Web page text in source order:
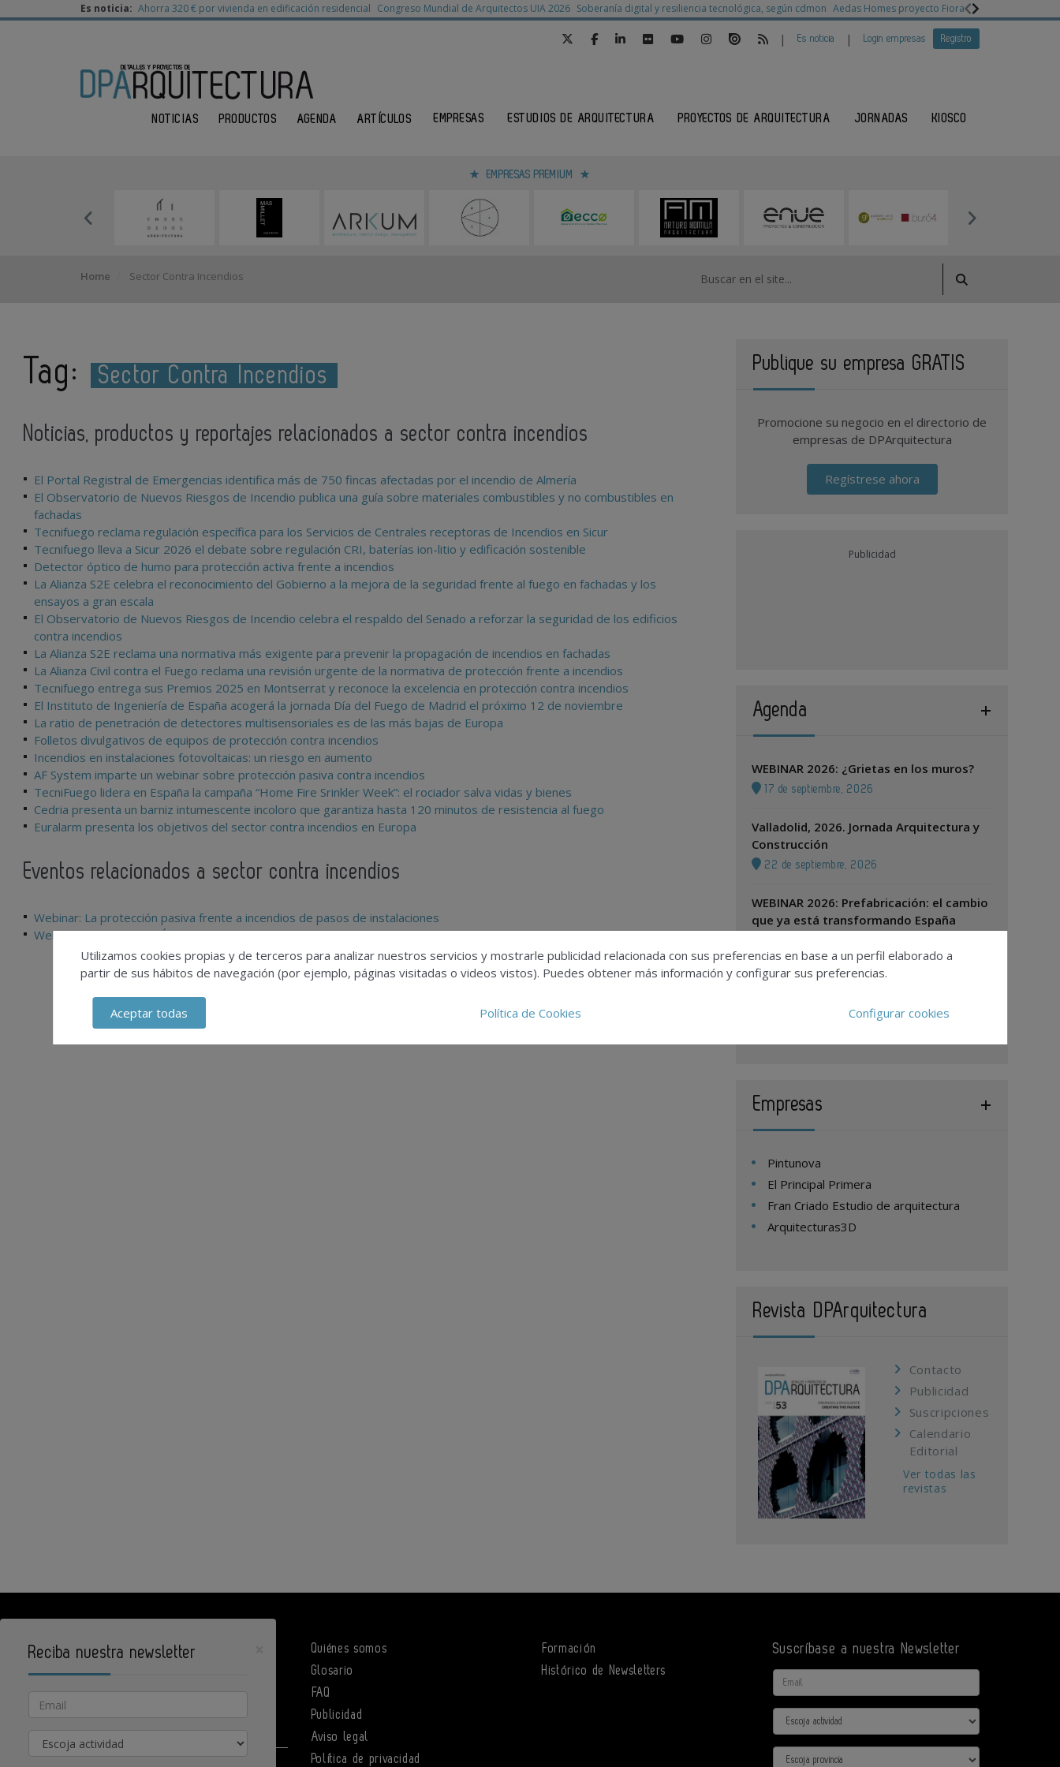
Es noticia: Ahorra 320 € por vivienda en edificación residencial Congreso Mundial de Arquitectos UIA 2026 Soberanía digital y resiliencia tecnológica, según cdmon Aedas Homes proyecto Fiora Ganadores
| Es noticia | Login empresas Registro
NOTICIAS PRODUCTOS AGENDA ARTÍCULOS EMPRESAS ESTUDIOS DE ARQUITECTURA PROYECTOS DE ARQUITECTURA JORNADAS KIOSCO
EMPRESAS PREMIUM
Home Sector Contra Incendios
Tag: Sector Contra Incendios
Noticias, productos y reportajes relacionados a sector contra incendios
El Portal Registral de Emergencias identifica más de 750 fincas afectadas por el incendio de Almería
El Observatorio de Nuevos Riesgos de Incendio publica una guía sobre materiales combustibles y no combustibles en
fachadas
Tecnifuego reclama regulación específica para los Servicios de Centrales receptoras de Incendios en Sicur
Tecnifuego lleva a Sicur 2026 el debate sobre regulación CRI, baterías ion-litio y edificación sostenible
Detector óptico de humo para protección activa frente a incendios
La Alianza S2E celebra el reconocimiento del Gobierno a la mejora de la seguridad frente al fuego en fachadas y los
ensayos a gran escala
El Observatorio de Nuevos Riesgos de Incendio celebra el respaldo del Senado a reforzar la seguridad de los edificios
contra incendios
La Alianza S2E reclama una normativa más exigente para prevenir la propagación de incendios en fachadas
La Alianza Civil contra el Fuego reclama una revisión urgente de la normativa de protección frente a incendios
Tecnifuego entrega sus Premios 2025 en Montserrat y reconoce la excelencia en protección contra incendios
El Instituto de Ingeniería de España acogerá la jornada Día del Fuego de Madrid el próximo 12 de noviembre
La ratio de penetración de detectores multisensoriales es de las más bajas de Europa
Folletos divulgativos de equipos de protección contra incendios
Incendios en instalaciones fotovoltaicas: un riesgo en aumento
AF System imparte un webinar sobre protección pasiva contra incendios
TecniFuego lidera en España la campaña “Home Fire Srinkler Week”: el rociador salva vidas y bienes
Cedria presenta un barniz intumescente incoloro que garantiza hasta 120 minutos de resistencia al fuego
Euralarm presenta los objetivos del sector contra incendios en Europa
Eventos relacionados a sector contra incendios
Webinar: La protección pasiva frente a incendios de pasos de instalaciones
Webinar: LA PROTECCIÓN PASIVA CONTRA INCENDIOS DE PASOS DE INSTALACIONES
Publique su empresa GRATIS
Promocione su negocio en el directorio de
empresas de DPArquitectura
Regístrese ahora
Publicidad
Agenda
WEBINAR 2026: ¿Grietas en los muros?
17 de septiembre, 2026
Valladolid, 2026. Jornada Arquitectura y
Construcción
22 de septiembre, 2026
WEBINAR 2026: Prefabricación: el cambio
que ya está transformando España
Zaragoza, 2026. Jornada Arquitectura y
24 de septiembre, 2026
Empresas
Pintunova
El Principal Primera
Fran Criado Estudio de arquitectura
Arquitecturas3D
Revista DPArquitectura
Contacto
Publicidad
Suscripciones
Calendario
Editorial
Ver todas las
revistas
Quiénes somos
Glosario
FAQ
Publicidad
Aviso legal
Política de privacidad
Formación
Histórico de Newsletters
Suscríbase a nuestra Newsletter
Email
Actividad
Provincia
Utilizamos cookies propias y de terceros para analizar nuestros servicios y mostrarle publicidad relacionada con sus preferencias en base a un perfil elaborado a
partir de sus hábitos de navegación (por ejemplo, páginas visitadas o videos vistos). Puedes obtener más información y configurar sus preferencias.
Aceptar todas Política de Cookies Configurar cookies
Reciba nuestra newsletter
Email
Actividad